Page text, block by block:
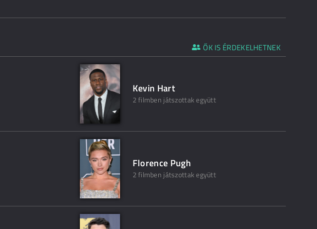
ŐK IS ÉRDEKELHETNEK
Kevin Hart
2 filmben játszottak együtt
Florence Pugh
2 filmben játszottak együtt